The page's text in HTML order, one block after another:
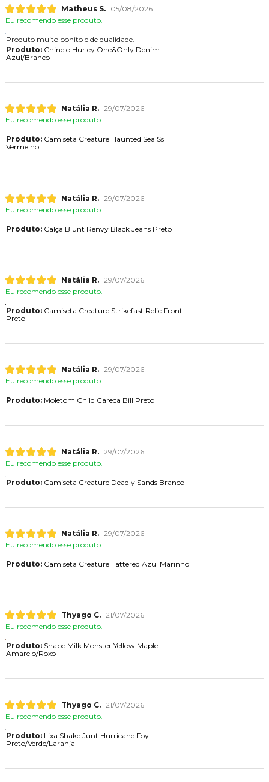
Matheus S.
05/08/2026
Eu recomendo esse produto.
Produto muito bonito e de qualidade.
Produto:Chinelo Hurley One&Only Denim
Azul/Branco
Natália R. 29/07/2026
Eu recomendo esse produto.
Produto:Camiseta Creature Haunted Sea Ss
Vermelho
Natália R. 29/07/2026
Eu recomendo esse produto.
Produto:Calça Blunt Renvy Black Jeans Preto
Natália R. 29/07/2026
Eu recomendo esse produto.
Produto:Camiseta Creature Strikefast Relic Front
Preto
Natália R. 29/07/2026
Eu recomendo esse produto.
Produto:Moletom Child Careca Bill Preto
Natália R. 29/07/2026
Eu recomendo esse produto.
Produto:Camiseta Creature Deadly Sands Branco
Natália R. 29/07/2026
Eu recomendo esse produto.
Produto:Camiseta Creature Tattered Azul Marinho
Thyago C. 21/07/2026
Eu recomendo esse produto.
Produto:Shape Milk Monster Yellow Maple
Amarelo/Roxo
Thyago C. 21/07/2026
Eu recomendo esse produto.
Produto:Lixa Shake Junt Hurricane Foy
Preto/Verde/Laranja